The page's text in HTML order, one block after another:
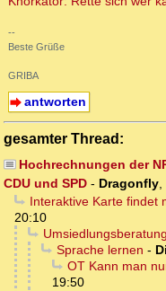
--
Beste Grüße
GRIBA
antworten
gesamter Thread:
Hochrechnungen der
CDU und SPD - Dragonfly,
Interaktive Karte findet
20:10
Umsiedlungsberatung
Sprache lernen -
OT Kann man
19:50